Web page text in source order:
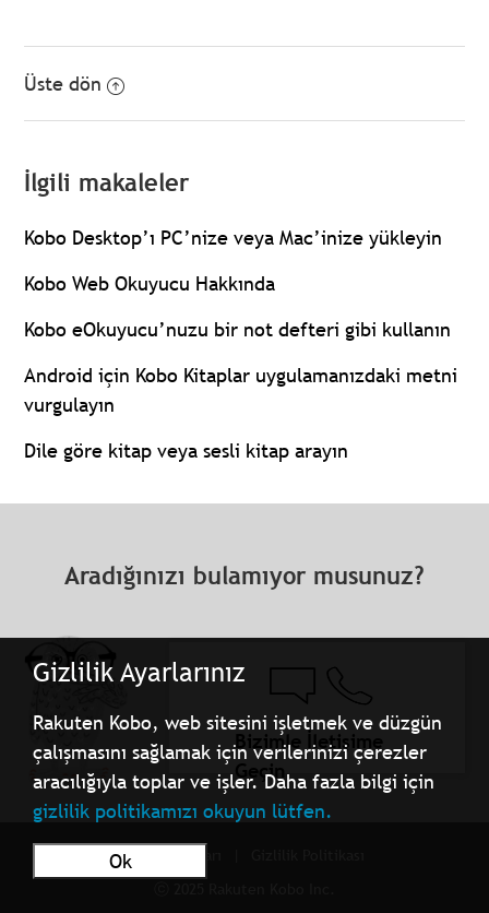
Gizlilik Ayarlarınız
Rakuten Kobo, web sitesini işletmek ve düzgün
çalışmasını sağlamak için verilerinizi çerezler
aracılığıyla toplar ve işler. Daha fazla bilgi için
gizlilik politikamızı okuyun lütfen.
Ok
Üste dön
İlgili makaleler
Kobo Desktop’ı PC’nize veya Mac’inize yükleyin
Kobo Web Okuyucu Hakkında
Kobo eOkuyucu’nuzu bir not defteri gibi kullanın
Android için Kobo Kitaplar uygulamanızdaki metni
vurgulayın
Dile göre kitap veya sesli kitap arayın
Aradığınızı bulamıyor musunuz?
Bizimle İletişime
Geçin
Kullanım Şartları